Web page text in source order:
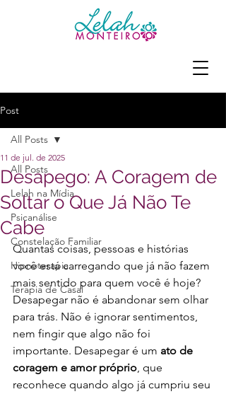
Post
All Posts
Lelah na Mídia
Psicanálise
Constelação Familiar
Hipnoterapia
Terapia de Casal
All Posts
Desapego: A Coragem de
Soltar o Que Já Não Te
Cabe
11 de jul. de 2025
Quantas coisas, pessoas e histórias
você está carregando que já não fazem
mais sentido para quem você é hoje?
Desapegar não é abandonar sem olhar
para trás. Não é ignorar sentimentos,
nem fingir que algo não foi
importante. Desapegar é um ato de
coragem e amor próprio, que
reconhece quando algo já cumpriu seu